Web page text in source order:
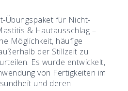
Übungspaket für Nicht-
& Hautausschlag –
Möglichkeit, häufige
der Stillzeit zu
Es wurde entwickelt,
von Fertigkeiten im
und deren